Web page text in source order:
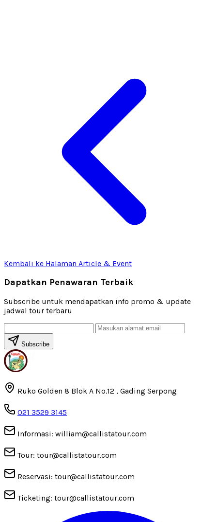
Kembali ke Halaman Article & Event
Dapatkan Penawaran Terbaik
Subscribe untuk mendapatkan info promo & update
jadwal tour terbaru
Subscribe
Ruko Golden 8 Blok A No.12 , Gading Serpong
021 3529 3145
Informasi: william@callistatour.com
Tour: tour@callistatour.com
Reservasi: tour@callistatour.com
Ticketing: tour@callistatour.com